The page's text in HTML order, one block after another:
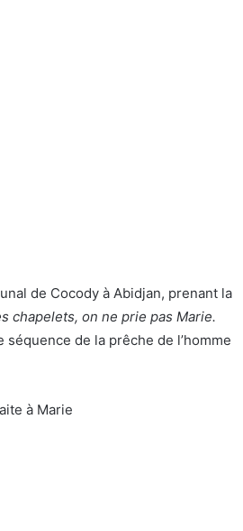
de Cocody à Abidjan, prenant la
chapelets, on ne prie pas Marie.
séquence de la prêche de l’homme